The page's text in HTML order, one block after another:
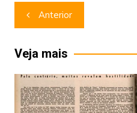
Navegação
de
Post
Anterior
Veja mais